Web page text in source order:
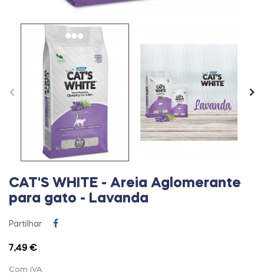
CAT'S WHITE - Areia Aglomerante
para gato - Lavanda
Partilhar
7,49 €
Com IVA